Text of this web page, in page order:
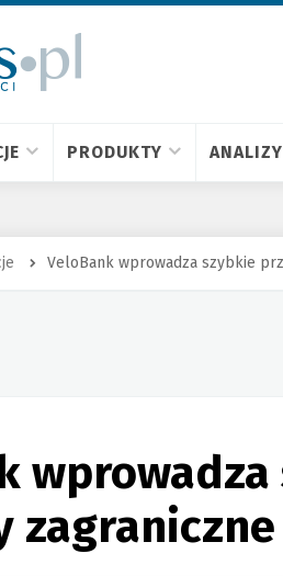
PRODUKTY ANALIZY
VeloBank wprowadza szybkie